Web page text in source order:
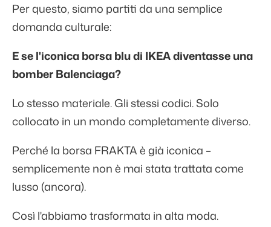
Per questo, siamo partiti da una semplice
domanda culturale:
E se l'iconica borsa blu di IKEA diventasse una
bomber Balenciaga?
Lo stesso materiale. Gli stessi codici. Solo
collocato in un mondo completamente diverso.
Perché la borsa FRAKTA è già iconica –
semplicemente non è mai stata trattata come
lusso (ancora).
Così l'abbiamo trasformata in alta moda.